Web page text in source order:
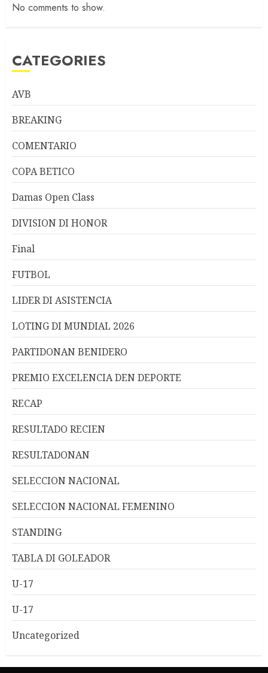
No comments to show.
CATEGORIES
AVB
BREAKING
COMENTARIO
COPA BETICO
Damas Open Class
DIVISION DI HONOR
Final
FUTBOL
LIDER DI ASISTENCIA
LOTING DI MUNDIAL 2026
PARTIDONAN BENIDERO
PREMIO EXCELENCIA DEN DEPORTE
RECAP
RESULTADO RECIEN
RESULTADONAN
SELECCION NACIONAL
SELECCION NACIONAL FEMENINO
STANDING
TABLA DI GOLEADOR
U-17
U-17
Uncategorized